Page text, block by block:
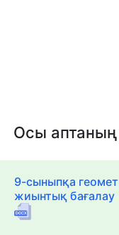
Осы аптаның
9-сыныпқа
жиынтық бағалау